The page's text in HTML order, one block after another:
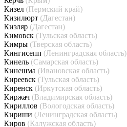
Кизел (Пермский край)
Кизилюрт (Дагестан)
Кизляр (Дагестан)
Кимовск (Тульская область)
Кимры (Тверская область)
Кингисепп (Ленинградская область)
Кинель (Самарская область)
Кинешма (Ивановская область)
Киреевск (Тульская область)
Киренск (Иркутская область)
Киржач (Владимирская область)
Кириллов (Вологодская область)
Кириши (Ленинградская область)
Киров (Калужская область)